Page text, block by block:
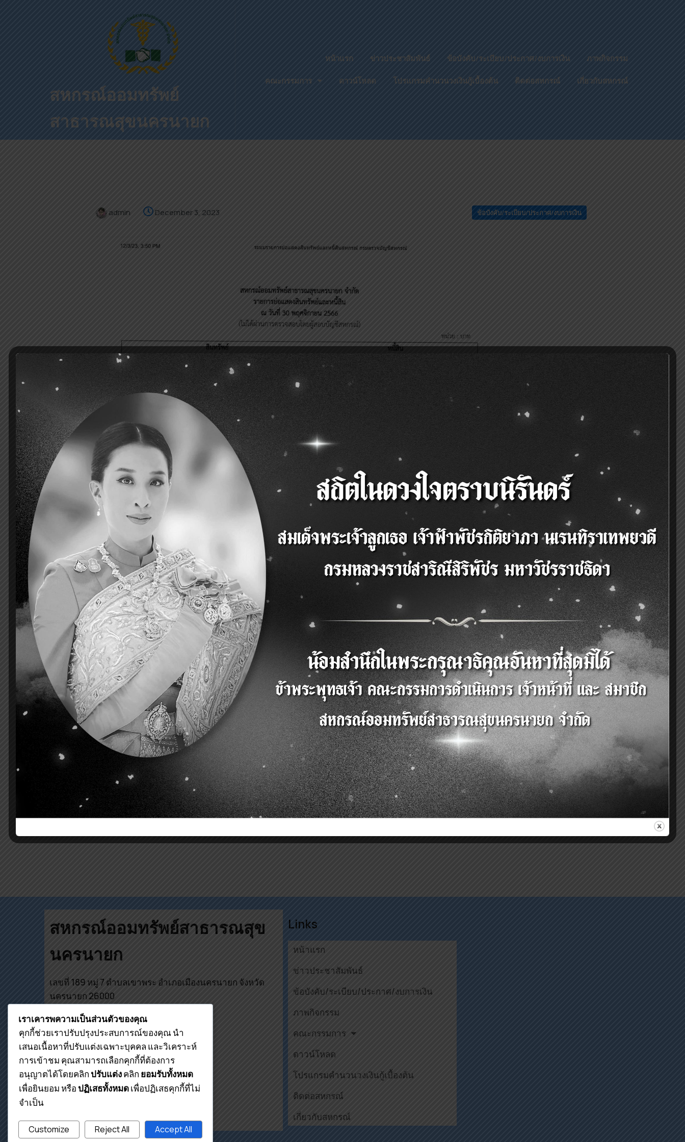
สหกรณ์ออมทรัพย์
สาธารณสุขนครนายก
หน้าแรก ข่าวประชาสัมพันธ์ ข้อบังคับ/ระเบียบ/ประกาศ/งบการเงิน ภาพกิจกรรม
คณะกรรมการ ดาวน์โหลด โปรแกรมคำนวนวงเงินกู้เบื้องต้น ติดต่อสหกรณ์ เกี่ยวกับสหกรณ์
admin December 3, 2023 ข้อบังคับ/ระเบียบ/ประกาศ/งบการเงิน
Previous Next
สหกรณ์ออมทรัพย์สาธารณสุข
นครนายก
เลขที่ 189 หมู่ 7 ตำบลเขาพระ อำเภอเมืองนครนายก จังหวัด
นครนายก 26000
เบอร์ติดต่อ
โทร. 037 316 139
โทร. 089 754 3345
E-mail : sahakorn26000@hotmail.com
Line ID : sahakorn26000
Links
หน้าแรก
ข่าวประชาสัมพันธ์
ข้อบังคับ/ระเบียบ/ประกาศ/งบการเงิน
ภาพกิจกรรม
คณะกรรมการ
ดาวน์โหลด
โปรแกรมคำนวนวงเงินกู้เบื้องต้น
ติดต่อสหกรณ์
เกี่ยวกับสหกรณ์
เราเคารพความเป็นส่วนตัวของคุณ
คุกกี้ช่วยเราปรับปรุงประสบการณ์ของคุณ นำ
เสนอเนื้อหาที่ปรับแต่งเฉพาะบุคคล และวิเคราะห์
การเข้าชม คุณสามารถเลือกคุกกี้ที่ต้องการ
อนุญาตได้โดยคลิก ปรับแต่ง คลิก ยอมรับทั้งหมด
เพื่อยินยอม หรือ ปฏิเสธทั้งหมด เพื่อปฏิเสธคุกกี้ที่ไม่
จำเป็น
Customize Reject All Accept All